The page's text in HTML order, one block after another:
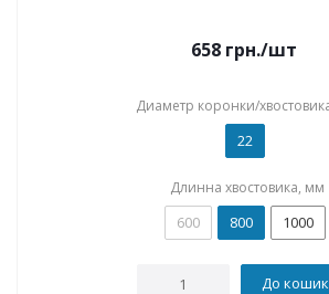
658грн./шт
Диаметр коронки/
22
Длинна хвостовика, мм
600 800 1000
До